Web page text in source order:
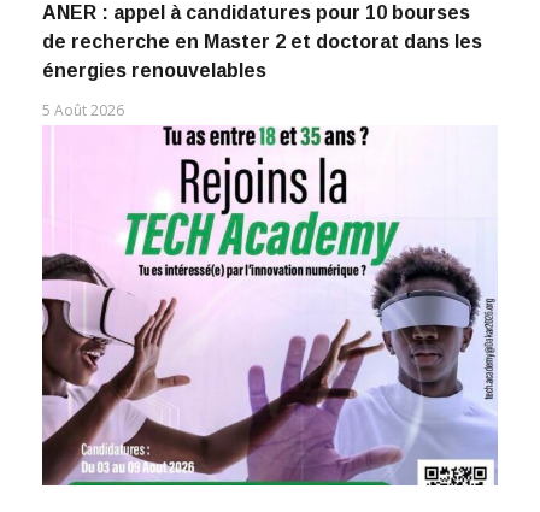
ANER : appel à candidatures pour 10 bourses
de recherche en Master 2 et doctorat dans les
énergies renouvelables
5 Août 2026